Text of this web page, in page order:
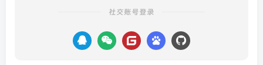
社交账号登录